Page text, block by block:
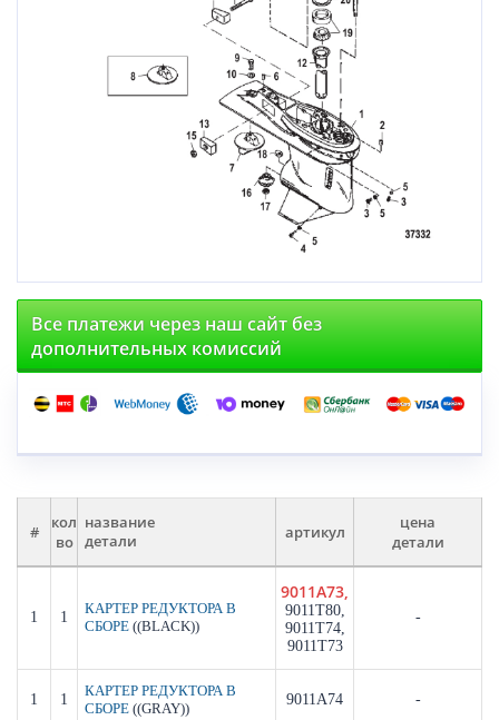
Все платежи через наш сайт без
дополнительных комиссий
#
кол
во
название
детали
артикул
цена
детали
1 1
КАРТЕР РЕДУКТОРА В
СБОРЕ ((BLACK))
9011A73,
9011T80,
9011T74,
9011T73
-
1 1
КАРТЕР РЕДУКТОРА В
СБОРЕ ((GRAY))
9011A74 -